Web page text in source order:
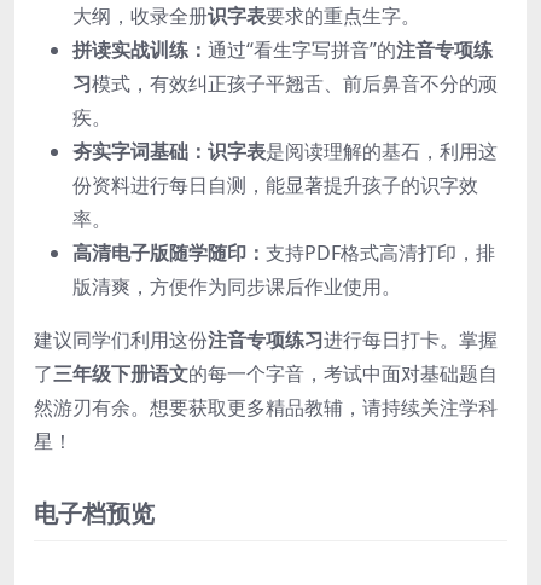
大纲，收录全册识字表要求的重点生字。
拼读实战训练： 通过“看生字写拼音”的注音专项练
习模式，有效纠正孩子平翘舌、前后鼻音不分的顽
疾。
夯实字词基础： 识字表是阅读理解的基石，利用这
份资料进行每日自测，能显著提升孩子的识字效
率。
高清电子版随学随印： 支持PDF格式高清打印，排
版清爽，方便作为同步课后作业使用。
建议同学们利用这份注音专项练习进行每日打卡。掌握
了三年级下册语文的每一个字音，考试中面对基础题自
然游刃有余。想要获取更多精品教辅，请持续关注学科
星！
电子档预览